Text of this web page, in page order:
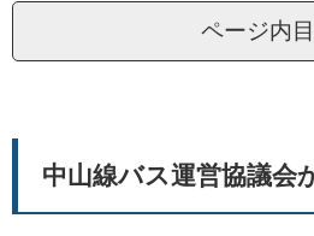
ページ内
中山線バス運営協議会